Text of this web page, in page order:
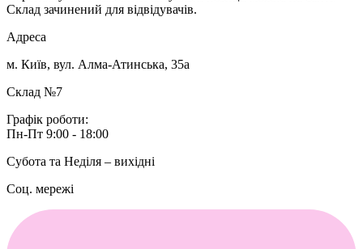
Склад зачинений для відвідувачів.
Адреса
м. Київ, вул. Алма-Атинська, 35а
Склад №7
Графік роботи:
Пн-Пт 9:00 - 18:00
Субота та Неділя – вихідні
Соц. мережі